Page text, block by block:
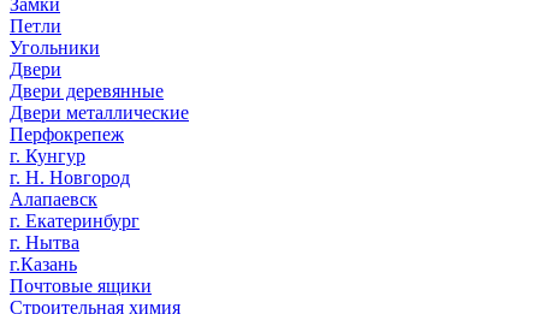
Замки
Петли
Угольники
Двери
Двери деревянные
Двери металлические
Перфокрепеж
г. Кунгур
г. Н. Новгород
Алапаевск
г. Екатеринбург
г. Нытва
г.Казань
Почтовые ящики
Строительная химия